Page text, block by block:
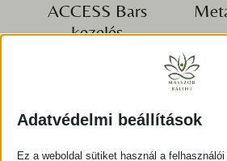
ACCESS Bars
kezelés
Adatvédelmi beállítások
Ez a weboldal sütiket használ a